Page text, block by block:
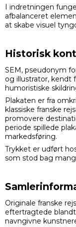
I indretningen
afbalanceret
at skabe visuel
Historisk
SEM, pseudonym
og illustrator, kendt
humoristiske
Plakaten er fra
klassiske franske
promovere
periode spillede
markedsføring.
Trykket er udført
som stod bag
Originale franske
eftertragtede
navngivne